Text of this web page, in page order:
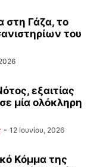
Γάζα, το
του
εξαιτίας
μία ολόκληρη
- 12 Ιουνίου, 2026
Κόμμα της